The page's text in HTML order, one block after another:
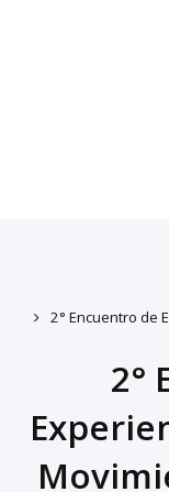
2° Encuentro de
2°